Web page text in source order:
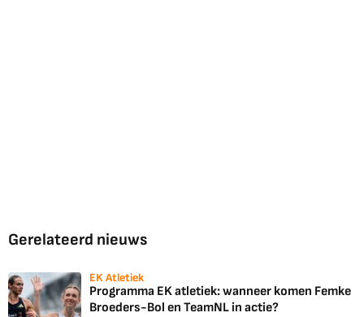
Gerelateerd nieuws
EK Atletiek
Programma EK atletiek: wanneer komen Femke
Broeders-Bol en TeamNL in actie?